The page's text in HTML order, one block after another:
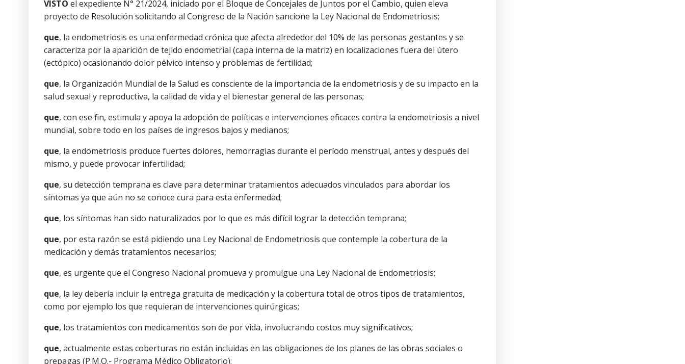
VISTO el expediente N° 21/2024, iniciado por el Bloque de Concejales de Juntos por el Cambio, quien eleva
proyecto de Resolución solicitando al Congreso de la Nación sancione la Ley Nacional de Endometriosis;
que, la endometriosis es una enfermedad crónica que afecta alrededor del 10% de las personas gestantes y se
caracteriza por la aparición de tejido endometrial (capa interna de la matriz) en localizaciones fuera del útero
(ectópico) ocasionando dolor pélvico intenso y problemas de fertilidad;
que, la Organización Mundial de la Salud es consciente de la importancia de la endometriosis y de su impacto en la
salud sexual y reproductiva, la calidad de vida y el bienestar general de las personas;
que, con ese fin, estimula y apoya la adopción de políticas e intervenciones eficaces contra la endometriosis a nivel
mundial, sobre todo en los países de ingresos bajos y medianos;
que, la endometriosis produce fuertes dolores, hemorragias durante el período menstrual, antes y después del
mismo, y puede provocar infertilidad;
que, su detección temprana es clave para determinar tratamientos adecuados vinculados para abordar los
síntomas ya que aún no se conoce cura para esta enfermedad;
que, los síntomas han sido naturalizados por lo que es más difícil lograr la detección temprana;
que, por esta razón se está pidiendo una Ley Nacional de Endometriosis que contemple la cobertura de la
medicación y demás tratamientos necesarios;
que, es urgente que el Congreso Nacional promueva y promulgue una Ley Nacional de Endometriosis;
que, la ley debería incluir la entrega gratuita de medicación y la cobertura total de otros tipos de tratamientos,
como por ejemplo los que requieran de intervenciones quirúrgicas;
que, los tratamientos con medicamentos son de por vida, involucrando costos muy significativos;
que, actualmente estas coberturas no están incluidas en las obligaciones de los planes de las obras sociales o
prepagas (P.M.O.- Programa Médico Obligatorio);